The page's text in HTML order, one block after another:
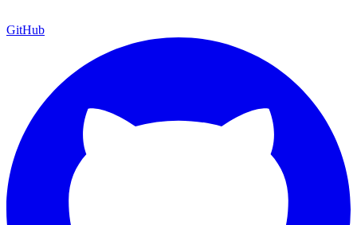
GitHub